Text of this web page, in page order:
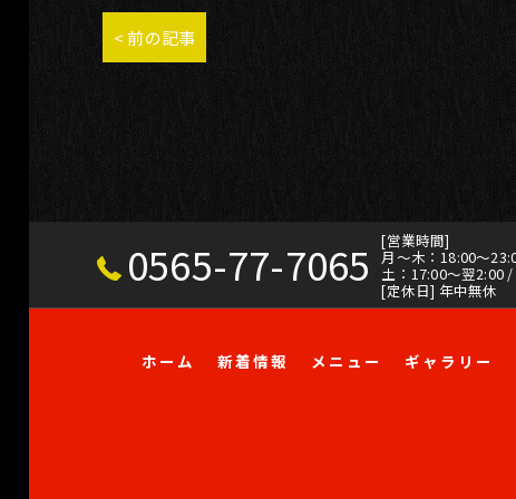
< 前の記事
0565-77-7065 [営業時間]
月～木：18:00～
土：17:00～翌2:00
[定休日] 年中無休
ホーム 新着情報 メニュー ギャラリー